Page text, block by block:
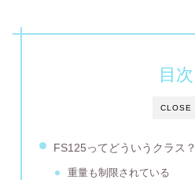
CLOSE
目次
FS125ってどういうクラス？
重量も制限されている